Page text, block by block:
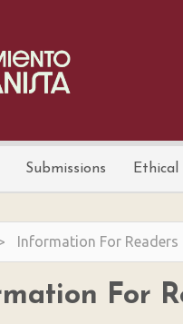
Submissions Ethical
Information For Readers
For